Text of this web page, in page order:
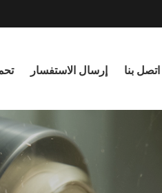
إرسال الاستفسار اتصل بنا